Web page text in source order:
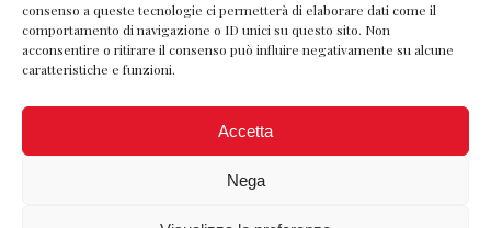
consenso a queste tecnologie ci permetterà di elaborare dati come il
comportamento di navigazione o ID unici su questo sito. Non
acconsentire o ritirare il consenso può influire negativamente su alcune
caratteristiche e funzioni.
Accetta
Nega